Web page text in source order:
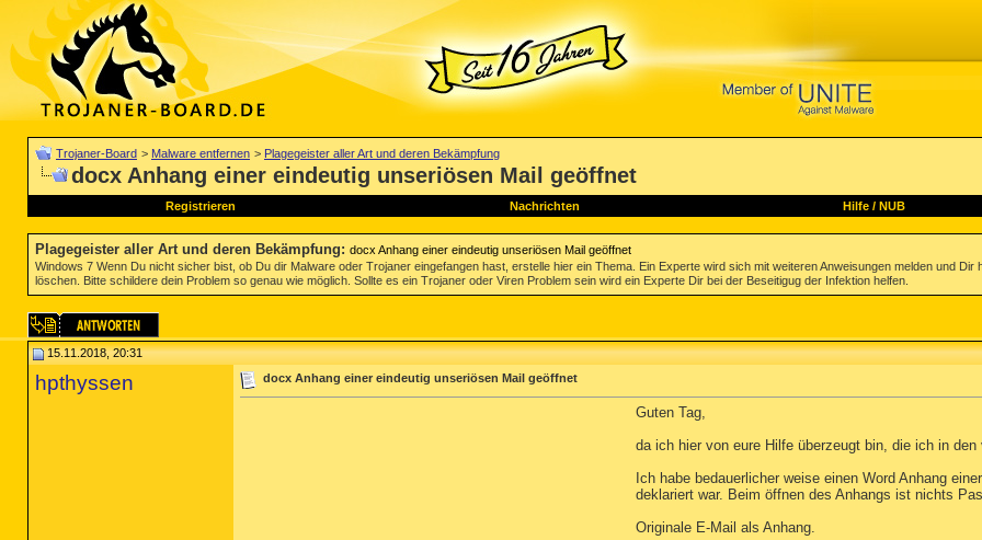
Trojaner-Board > Malware entfernen > Plagegeister aller Art und deren Bekämpfung
docx Anhang einer eindeutig unseriösen Mail geöffnet
Registrieren Nachrichten Hilfe/ NUB
Plagegeister aller Art und deren Bekämpfung: docx Anhang einer eindeutig unseriösen Mail geöffnet
Windows 7 Wenn Du nicht sicher bist, ob Du dir Malware oder Trojaner eingefangen hast, erstelle hier ein Thema. Ein Experte wird sich mit weiteren Anweisungen melden und
löschen. Bitte schildere dein Problem so genau wie möglich. Sollte es ein Trojaner oder Viren Problem sein wird ein Experte Dir bei der Beseitigug der Infektion helfen.
15.11.2018, 20:31
hpthyssen docx Anhang einer eindeutig unseriösen Mail geöffnet
Guten Tag,
da ich hier von eure Hilfe überzeugt bin, die ich in
Ich habe bedauerlicher weise einen Word Anhang
deklariert war. Beim öffnen des Anhangs ist nichts
Originale E-Mail als Anhang.